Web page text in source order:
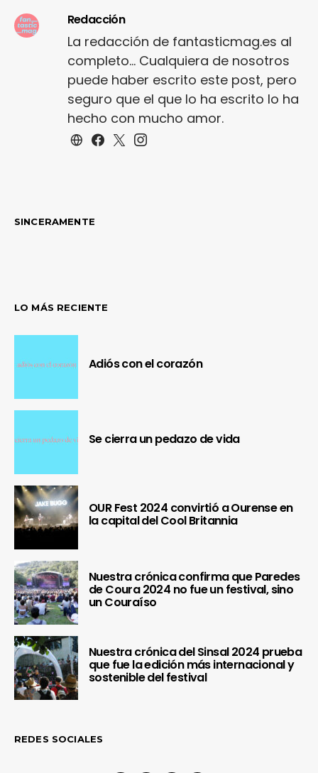
Redacción
La redacción de fantasticmag.es al
completo... Cualquiera de nosotros
puede haber escrito este post, pero
seguro que el que lo ha escrito lo ha
hecho con mucho amor.
SINCERAMENTE
LO MÁS RECIENTE
Adiós con el corazón
Se cierra un pedazo de vida
OUR Fest 2024 convirtió a Ourense en
la capital del Cool Britannia
Nuestra crónica confirma que Paredes
de Coura 2024 no fue un festival, sino
un Couraíso
Nuestra crónica del Sinsal 2024 prueba
que fue la edición más internacional y
sostenible del festival
REDES SOCIALES